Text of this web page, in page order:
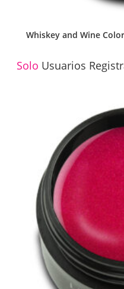
Whiskey and Wine
Solo Usuarios